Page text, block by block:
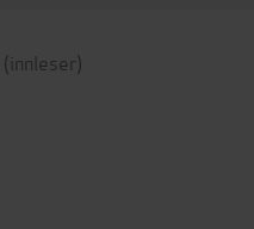
(innleser)